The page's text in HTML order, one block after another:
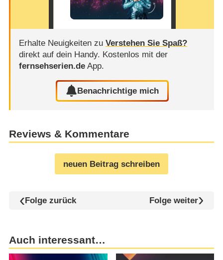
Erhalte Neuigkeiten zu Verstehen Sie Spaß?
direkt auf dein Handy. Kostenlos mit der
fernsehserien.deApp.
Benachrichtige mich
Reviews & Kommentare
neuen Beitrag schreiben
Folge zurück Folge weiter
Auch interessant…